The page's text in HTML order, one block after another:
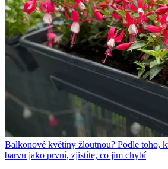
Balkonové květiny žloutnou? Podle toho,
barvu jako první, zjistíte, co jim chybí